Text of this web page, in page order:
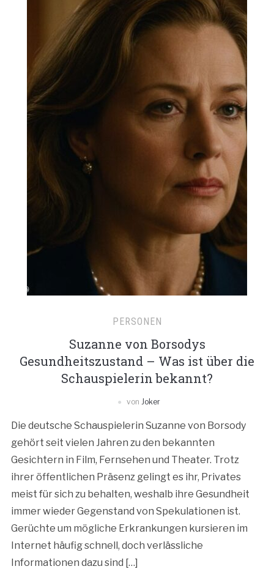
PERSONEN
Suzanne von Borsodys
Gesundheitszustand – Was ist über die
Schauspielerin bekannt?
von Joker
Die deutsche Schauspielerin Suzanne von Borsody
gehört seit vielen Jahren zu den bekannten
Gesichtern in Film, Fernsehen und Theater. Trotz
ihrer öffentlichen Präsenz gelingt es ihr, Privates
meist für sich zu behalten, weshalb ihre Gesundheit
immer wieder Gegenstand von Spekulationen ist.
Gerüchte um mögliche Erkrankungen kursieren im
Internet häufig schnell, doch verlässliche
Informationen dazu sind […]